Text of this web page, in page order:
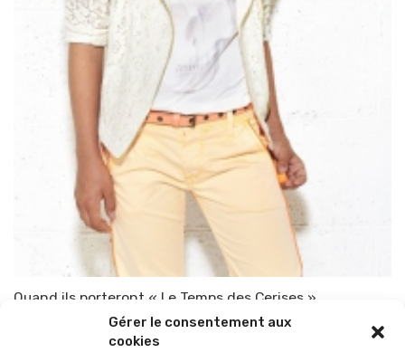
Gérer le consentement aux
cookies
Quand ils porteront « Le Temps des Cerises » ….
TOP-PARENTS 25 janvier 2014